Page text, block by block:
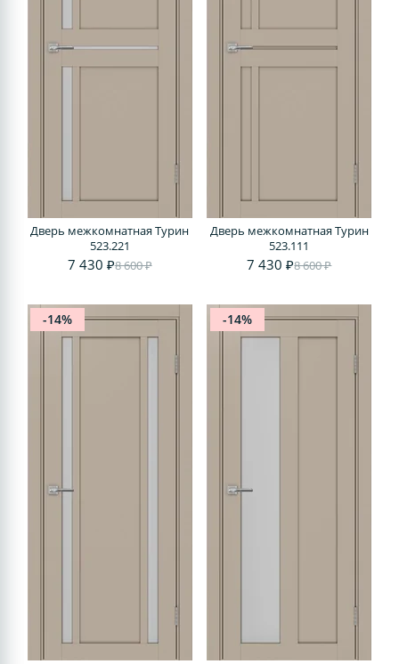
Дверь межкомнатная Турин
523.221
7 430 ₽8 600 ₽
Дверь межкомнатная Турин
523.111
7 430 ₽8 600 ₽
-14% -14%